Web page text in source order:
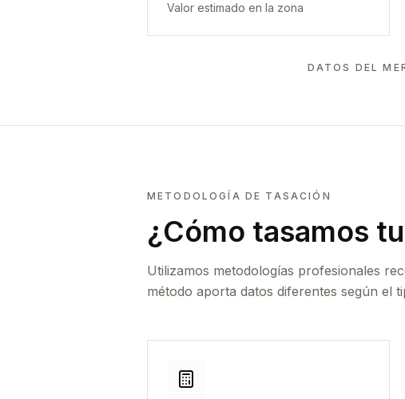
Valor estimado en la zona
DATOS DEL
METODOLOGÍA DE TASACIÓN
¿Cómo tasamos
Utilizamos metodologías profesionales
método aporta datos diferentes según el